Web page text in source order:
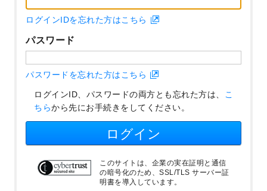
ログインIDを忘れた方はこちら
パスワード
パスワードを忘れた方はこちら
ログインID、パスワードの両方とも忘れた方は、 こ
ちらから先にお手続きをしてください。
ログイン
このサイトは、企業の実在証明と通信
の暗号化のため、SSL/TLS サーバー証
明書を導入しています。